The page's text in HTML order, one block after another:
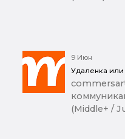
9 Июн
Удаленка
(Middle+ /